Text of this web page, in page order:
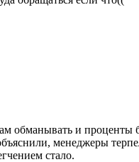
обманывать и
менеджеры
стало.